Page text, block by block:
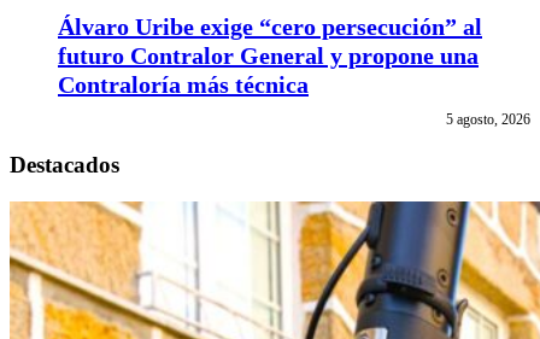
Álvaro Uribe exige “cero persecución” al
futuro Contralor General y propone una
Contraloría más técnica
5 agosto, 2026
Destacados